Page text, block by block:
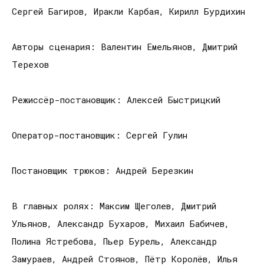
Сергей Багиров, Иракли Карбая, Кирилл Бурдихин
Авторы сценария: Валентин Емельянов, Дмитрий
Терехов
Режиссёр-постановщик: Алексей Быстрицкий
Оператор-постановщик: Сергей Гулин
Постановщик трюков: Андрей Березкин
В главных ролях: Максим Щеголев, Дмитрий
Ульянов, Александр Бухаров, Михаил Бабичев,
Полина Ястребова, Пьер Бурель, Александр
Замураев, Андрей Стоянов, Пётр Королёв, Илья